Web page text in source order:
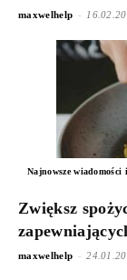
maxwelhelp -
Najnowsze wiadomości
Zwiększ
maxwelhelp -